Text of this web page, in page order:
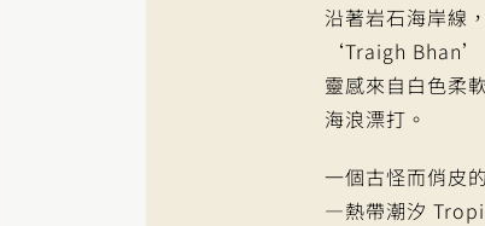
沿著岩石海岸線
‘Traigh
靈感來自白色柔
海浪漂打。
一個古怪而俏皮
—熱帶潮汐